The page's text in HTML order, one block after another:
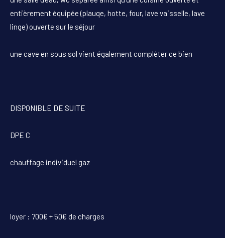
entièrement équipée (plauqe, hotte, four, lave vaisselle, lave
linge) ouverte sur le séjour
une cave en sous sol vient également compléter ce bien
DISPONIBLE DE SUITE
DPE C
chauffage individuel gaz
loyer : 700€ + 50€ de charges